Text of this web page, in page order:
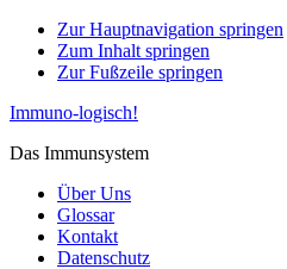
Zur Hauptnavigation springen
Zum Inhalt springen
Zur Fußzeile springen
Immuno-logisch!
Das Immunsystem
Über Uns
Glossar
Kontakt
Datenschutz